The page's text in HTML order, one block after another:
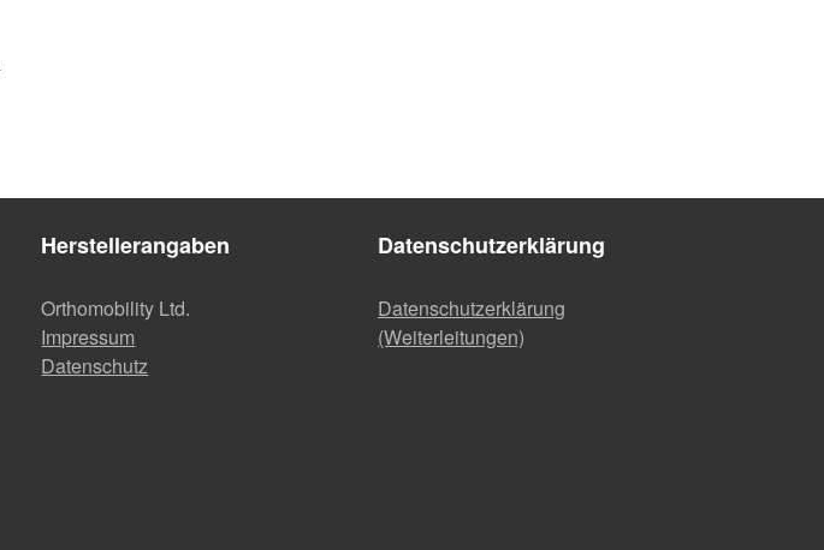
Herstellerangaben
Orthomobility Ltd.
Impressum
Datenschutz
Datenschutzerklärung
Datenschutzerklärung
(Weiterleitungen)